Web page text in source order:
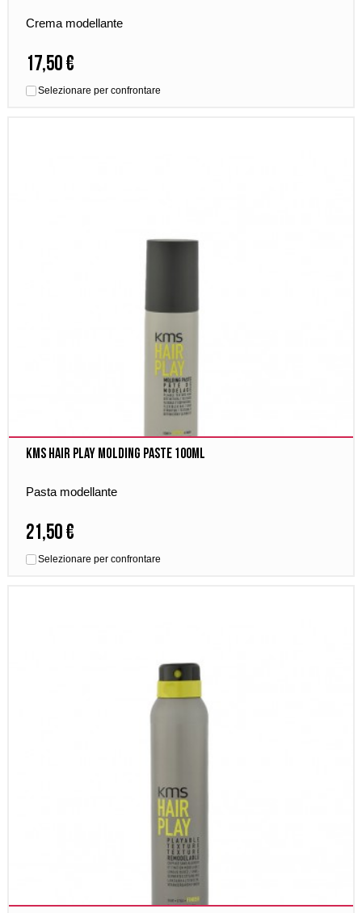
Crema modellante
17,50 €
Selezionare per confrontare
Kms Hair Play Molding Paste 100ml
Pasta modellante
21,50 €
Selezionare per confrontare